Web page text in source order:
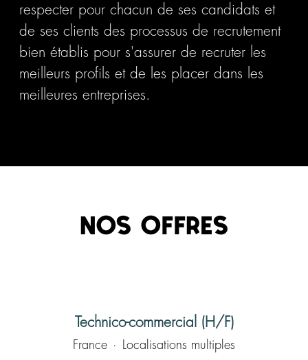
respecter pour chacun de ses candidats et
de ses clients des processus de recrutement
bien établis pour s'assurer de recruter les
meilleurs profils et de les placer dans les
meilleures entreprises.
Nos offres
Technico-commercial (H/F)
France · Localisations multiples